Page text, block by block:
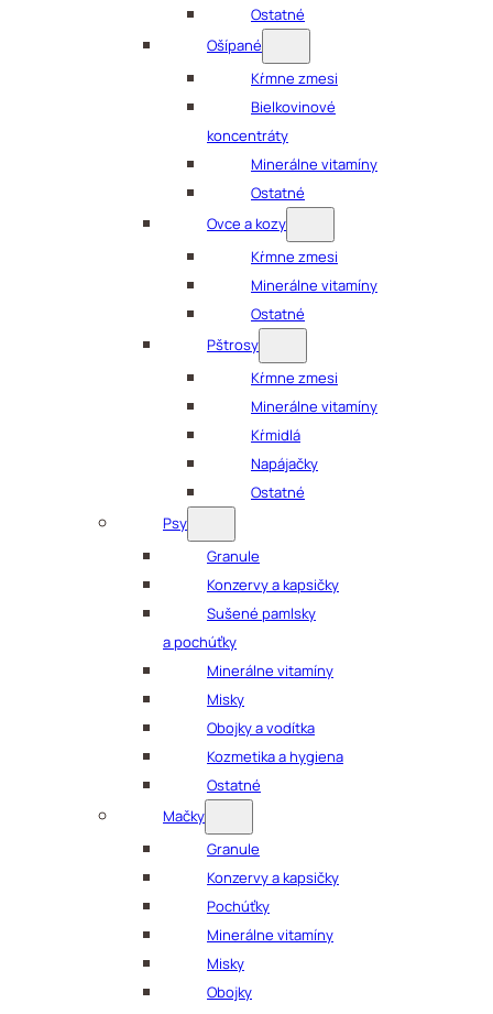
Ostatné
Ošípané
Kŕmne zmesi
Bielkovinové
koncentráty
Minerálne vitamíny
Ostatné
Ovce a kozy
Kŕmne zmesi
Minerálne vitamíny
Ostatné
Pštrosy
Kŕmne zmesi
Minerálne vitamíny
Kŕmidlá
Napájačky
Ostatné
Psy
Granule
Konzervy a kapsičky
Sušené pamlsky
a pochúťky
Minerálne vitamíny
Misky
Obojky a vodítka
Kozmetika a hygiena
Ostatné
Mačky
Granule
Konzervy a kapsičky
Pochúťky
Minerálne vitamíny
Misky
Obojky